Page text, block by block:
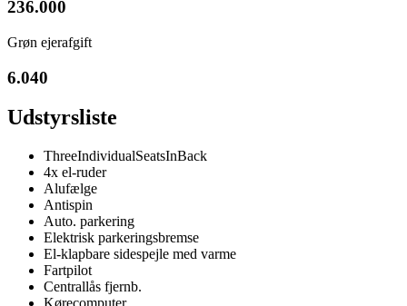
236.000
Grøn ejerafgift
6.040
Udstyrsliste
ThreeIndividualSeatsInBack
4x el-ruder
Alufælge
Antispin
Auto. parkering
Elektrisk parkeringsbremse
El-klapbare sidespejle med varme
Fartpilot
Centrallås fjernb.